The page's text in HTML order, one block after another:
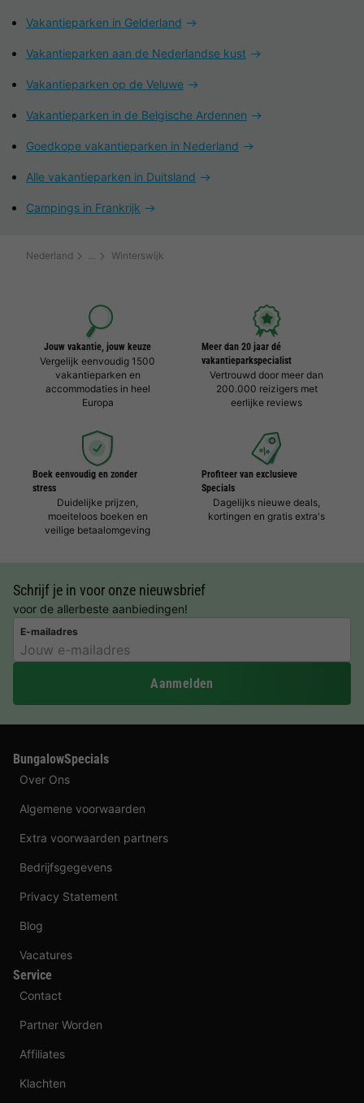
Vakantieparken in Gelderland
Vakantieparken aan de Nederlandse kust
Vakantieparken op de Veluwe
Vakantieparken in de Belgische Ardennen
Goedkope vakantieparken in Nederland
Alle vakantieparken in Duitsland
Campings in Frankrijk
Nederland Winterswijk
Jouw vakantie, jouw keuze
Vergelijk eenvoudig 1500
vakantieparken en
accommodaties in heel
Europa
Meer dan 20 jaar dé
vakantieparkspecialist
Vertrouwd door meer dan
200.000 reizigers met
eerlijke reviews
Boek eenvoudig en zonder
stress
Duidelijke prijzen,
moeiteloos boeken en
veilige betaalomgeving
Profiteer van exclusieve
Specials
Dagelijks nieuwe deals,
kortingen en gratis extra's
Schrijf je in voor onze nieuwsbrief
voor de allerbeste aanbiedingen!
E-mailadres
Aanmelden
BungalowSpecials
Over Ons
Algemene voorwaarden
Extra voorwaarden partners
Bedrijfsgegevens
Privacy Statement
Blog
Vacatures
Service
Contact
Partner Worden
Affiliates
Klachten